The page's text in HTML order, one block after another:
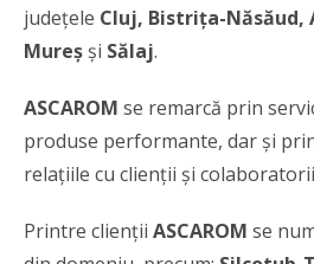
județele Cluj, Bistriţa-Năsăud,
Mureş și Sălaj.
ASCAROM se remarcă prin
produse performante, dar și
relaţiile cu clienţii şi
Printre clienții ASCAROM se